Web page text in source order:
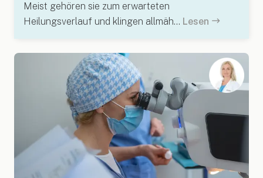
Meist gehören sie zum erwarteten
Heilungsverlauf und klingen allmäh... Lesen